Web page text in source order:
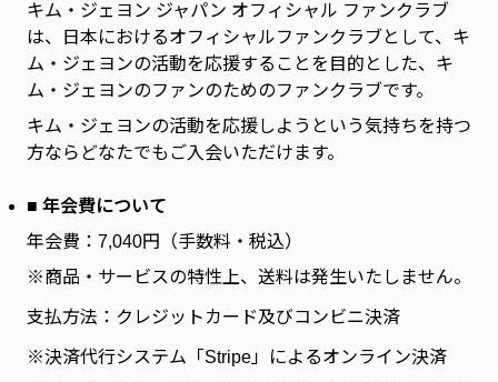
キム・ジェヨン ジャパン オフィシャル ファンクラブ
は、日本におけるオフィシャルファンクラブとして、キ
ム・ジェヨンの活動を応援することを目的とした、キ
ム・ジェヨンのファンのためのファンクラブです。
キム・ジェヨンの活動を応援しようという気持ちを持つ
方ならどなたでもご入会いただけます。
■ 年会費について
年会費：7,040円（手数料・税込）
※商品・サービスの特性上、送料は発生いたしません。
支払方法：クレジットカード及びコンビニ決済
※決済代行システム「Stripe」によるオンライン決済